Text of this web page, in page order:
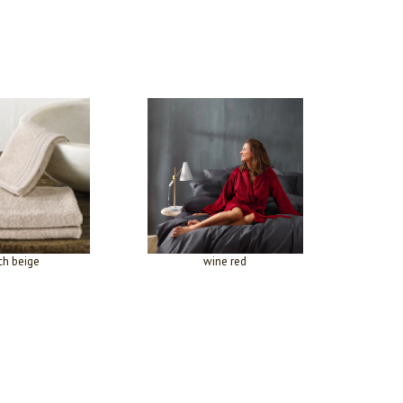
beige wine red